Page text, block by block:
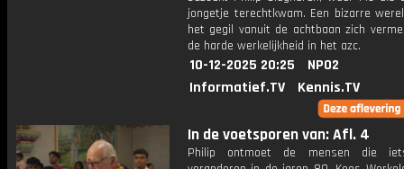
jongetje terechtkwam. Een bizarre
het gegil vanuit de achtbaan zich
de harde werkelijkheid in het azc.
10-12-2025 20:25
NPO2
Informatief.TV
Kennis.TV
In de voetsporen van: Afl. 4
Philip ontmoet de mensen die